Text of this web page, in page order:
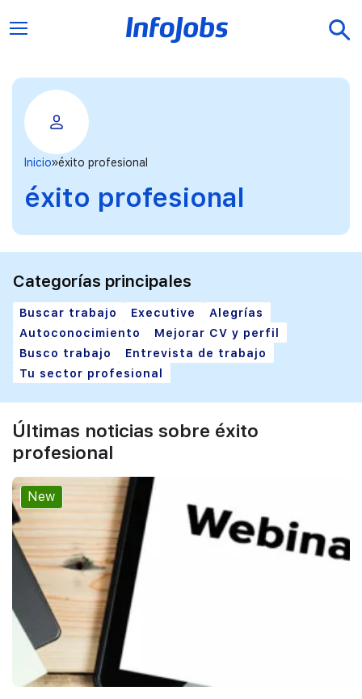
Inicio éxito profesional
éxito profesional
Categorías principales
Buscar trabajo Executive
Alegrías
Autoconocimiento
Mejorar CV y perfil
Busco trabajo
Entrevista de trabajo
Tu sector profesional
Últimas noticias sobre éxito
profesional
New